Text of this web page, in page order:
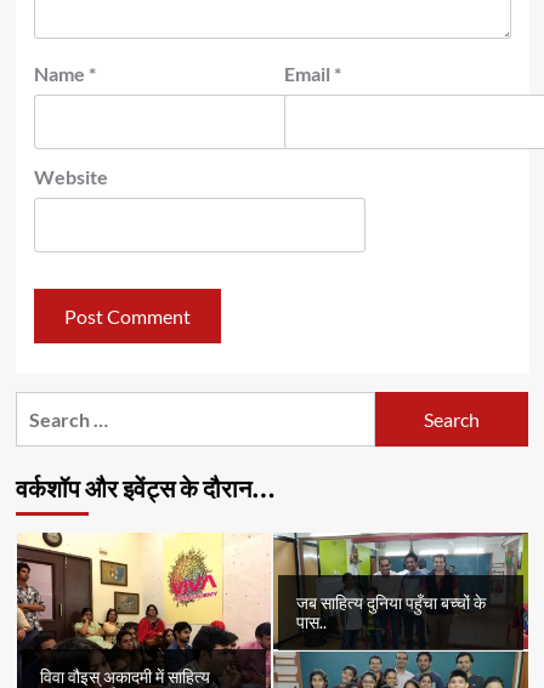
Name * Email *
Website
वर्कशॉप और इवेंट्स के दौरान…
विवा वौइस् अकादमी में साहित्य
जब साहित्य दुनिया पहुँचा बच्चों के
पास..